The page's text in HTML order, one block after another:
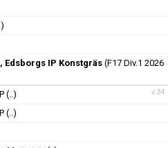
Edsborgs IP Konstgräs (F17 Div.1 2026
v.34
(..)
(..)